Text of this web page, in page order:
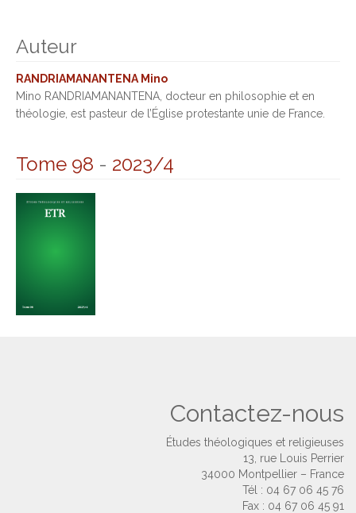
Auteur
RANDRIAMANANTENA Mino
Mino RANDRIAMANANTENA, docteur en philosophie et en
théologie, est pasteur de l’Église protestante unie de France.
Tome 98 - 2023/4
Contactez-nous
Études théologiques et religieuses
13, rue Louis Perrier
34000 Montpellier – France
Tél : 04 67 06 45 76
Fax : 04 67 06 45 91